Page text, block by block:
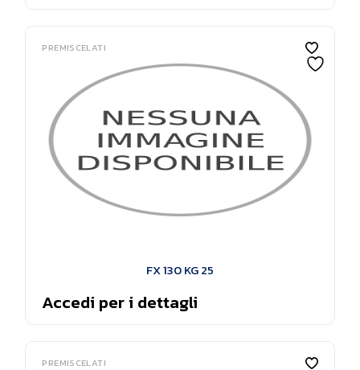
PREMISCELATI
FX 130 KG 25
Accedi per i dettagli
PREMISCELATI